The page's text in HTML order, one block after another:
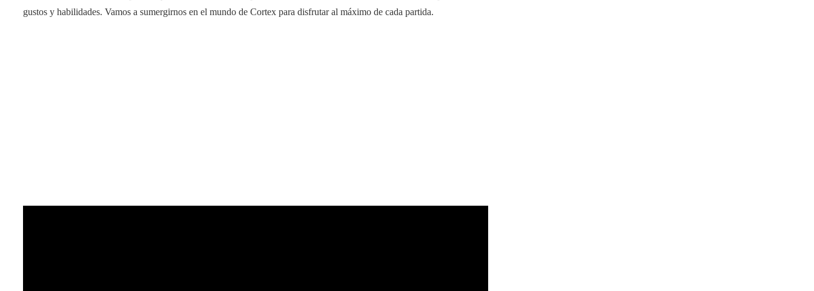
gustos y habilidades. Vamos a sumergirnos en el mundo de Cortex para disfrutar al máximo de cada partida.